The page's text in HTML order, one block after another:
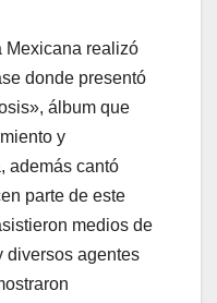
Mexicana realizó
donde presentó
álbum que
y
además cantó
parte de este
medios de
diversos agentes